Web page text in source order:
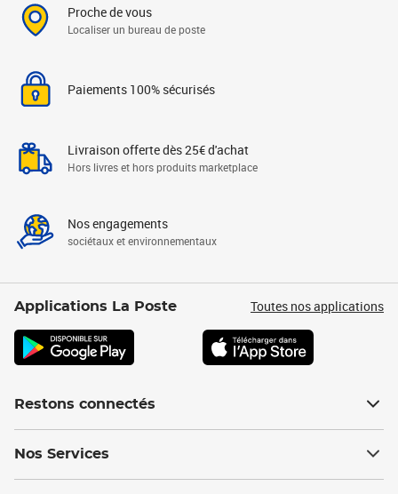
Proche de vous
Localiser un bureau de poste
Paiements 100% sécurisés
Livraison offerte dès 25€ d'achat
Hors livres et hors produits marketplace
Nos engagements
sociétaux et environnementaux
Applications La Poste Toutes nos applications
Restons connectés
Nos Services